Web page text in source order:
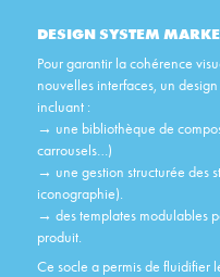
DESIGN SYSTEM
Pour garantir la cohérence
nouvelles interfaces, un
incluant :
→ une bibliothèque de
carrousels…)
→ une gestion structurée des
iconographie).
→ des templates modulables
produit.
Ce socle a permis de fluidifier